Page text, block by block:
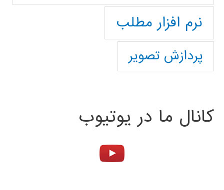
نرم افزار مطلب
پردازش تصویر
کانال ما در یوتیوب